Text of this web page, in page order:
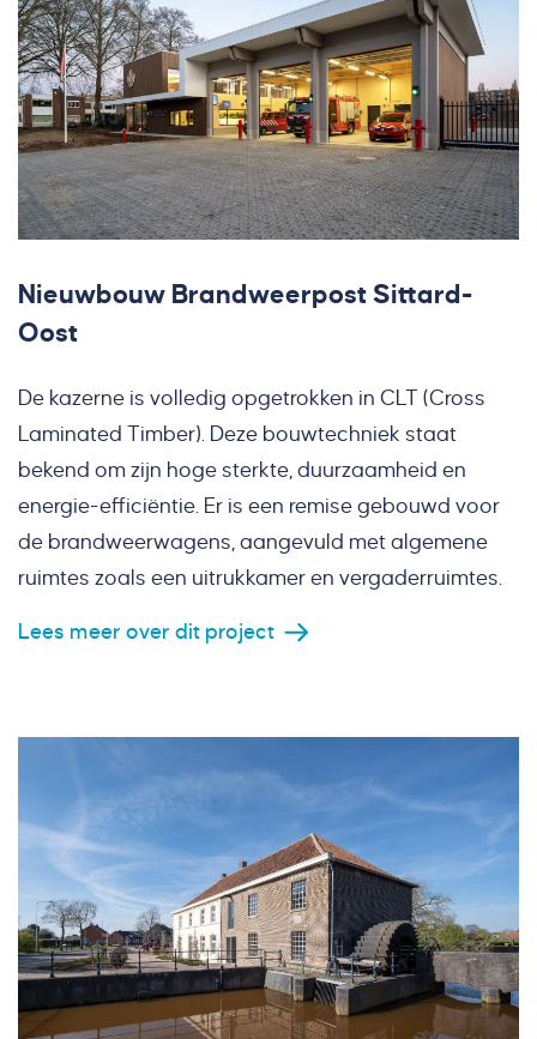
Nieuwbouw Brandweerpost Sittard-
Oost
De kazerne is volledig opgetrokken in CLT (Cross
Laminated Timber). Deze bouwtechniek staat
bekend om zijn hoge sterkte, duurzaamheid en
energie-efficiëntie. Er is een remise gebouwd voor
de brandweerwagens, aangevuld met algemene
ruimtes zoals een uitrukkamer en vergaderruimtes.
Lees meer over dit project